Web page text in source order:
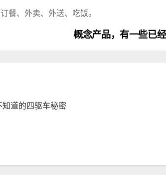
餐、外卖、外送、吃饭。
概念产品，有一些已
道的四驱车秘密